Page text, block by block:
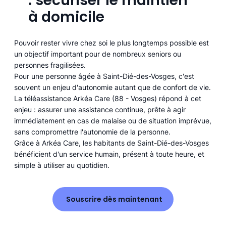
à domicile
Pouvoir rester vivre chez soi le plus longtemps possible est
un objectif important pour de nombreux seniors ou
personnes fragilisées.
Pour une personne âgée à Saint-Dié-des-Vosges, c'est
souvent un enjeu d'autonomie autant que de confort de vie.
La téléassistance Arkéa Care (88 - Vosges) répond à cet
enjeu : assurer une assistance continue, prête à agir
immédiatement en cas de malaise ou de situation imprévue,
sans compromettre l'autonomie de la personne.
Grâce à Arkéa Care, les habitants de Saint-Dié-des-Vosges
bénéficient d'un service humain, présent à toute heure, et
simple à utiliser au quotidien.
Souscrire dès maintenant